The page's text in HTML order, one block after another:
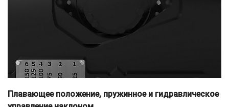
Плавающее положение, пружинное и гидравлическое